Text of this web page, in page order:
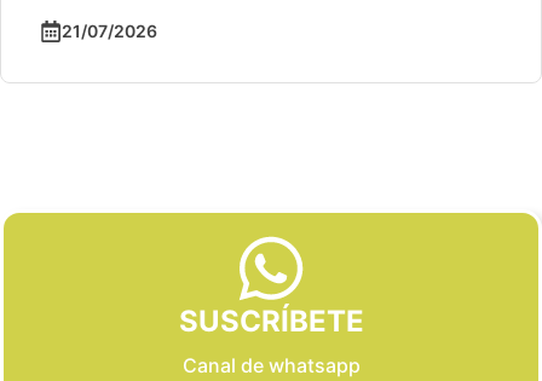
21/07/2026
SUSCRÍBETE
Canal de whatsapp